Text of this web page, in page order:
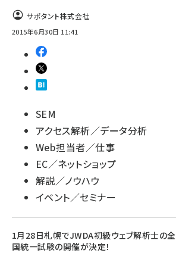
サポタント株式会社
2015年6月30日 11:41
SEM
アクセス解析／データ分析
Web担当者／仕事
EC／ネットショップ
解説／ノウハウ
イベント／セミナー
1月28日札幌でJWDA初級ウェブ解析士の全
国統一試験の開催が決定！